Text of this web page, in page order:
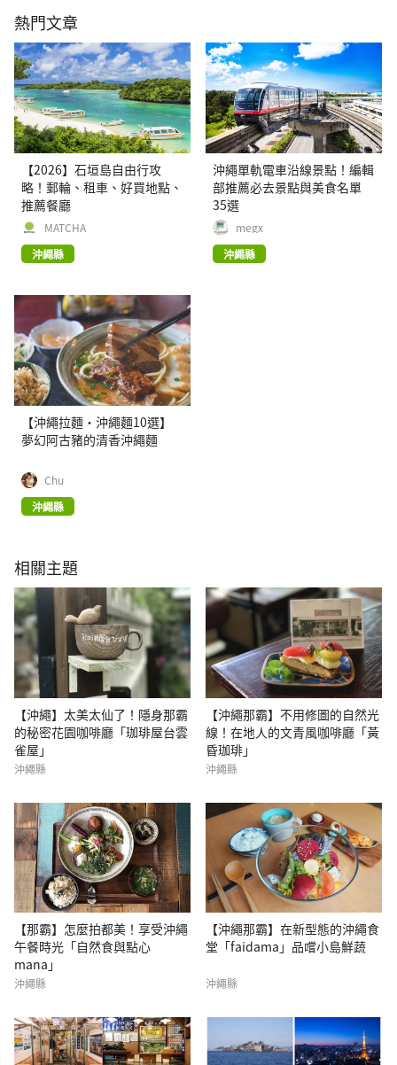
熱門文章
【2026】石垣島自由行攻
略！郵輪、租車、好買地點、
推薦餐廳
MATCHA
沖繩縣
沖繩單軌電車沿線景點！編輯
部推薦必去景點與美食名單
35選
megx
沖繩縣
【沖繩拉麵・沖繩麵10選】
夢幻阿古豬的清香沖繩麵
Chu
沖繩縣
相關主題
【沖繩】太美太仙了！隱身那霸
的秘密花園咖啡廳「珈琲屋台雲
雀屋」
沖繩縣
【沖繩那霸】不用修圖的自然光
線！在地人的文青風咖啡廳「黃
昏珈琲」
沖繩縣
【那霸】怎麼拍都美！享受沖繩
午餐時光「自然食與點心
mana」
沖繩縣
【沖繩那霸】在新型態的沖繩食
堂「faidama」品嚐小島鮮蔬
沖繩縣